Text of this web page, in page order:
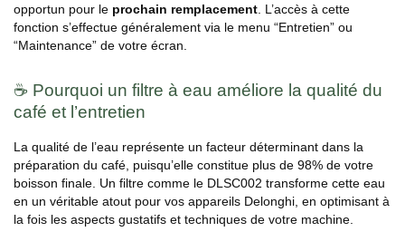
opportun pour le prochain remplacement . L’accès à cette
fonction s’effectue généralement via le menu “Entretien” ou
“Maintenance” de votre écran.
☕ Pourquoi un filtre à eau améliore la qualité du
café et l’entretien
La qualité de l’eau représente un facteur déterminant dans la
préparation du café, puisqu’elle constitue plus de 98% de votre
boisson finale. Un filtre comme le DLSC002 transforme cette eau
en un véritable atout pour vos appareils Delonghi, en optimisant à
la fois les aspects gustatifs et techniques de votre machine.